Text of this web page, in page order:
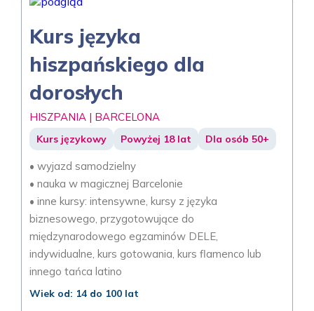
Kurs języka
hiszpańskiego dla
dorosłych
HISZPANIA | BARCELONA
Kurs językowy Powyżej 18 lat Dla osób 50+
• wyjazd samodzielny
• nauka w magicznej Barcelonie
• inne kursy: intensywne, kursy z języka
biznesowego, przygotowujące do
międzynarodowego egzaminów DELE,
indywidualne, kurs gotowania, kurs flamenco lub
innego tańca latino
Wiek od: 14 do 100 lat